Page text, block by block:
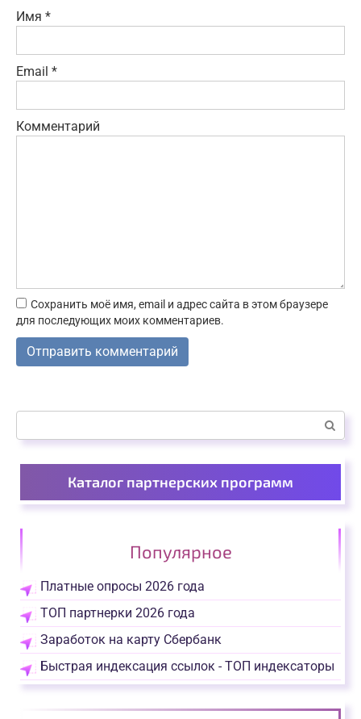
Имя *
Email *
Комментарий
Сохранить моё имя, email и адрес сайта в этом браузере
для последующих моих комментариев.
Поиск:
Каталог партнерских программ
Популярное
Платные опросы 2026 года
ТОП партнерки 2026 года
Заработок на карту Сбербанк
Быстрая индексация ссылок - ТОП индексаторы